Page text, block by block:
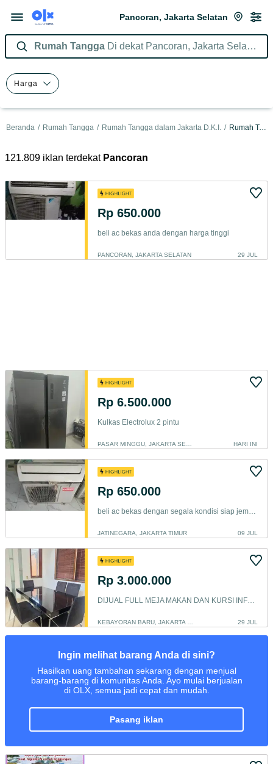
Pancoran, Jakarta Selatan
Rumah Tangga Di dekat Pancoran, Jakarta Selatan
Harga
Beranda / Rumah Tangga / Rumah Tangga dalam Jakarta D.K.I. / Rumah Tangga dalam Jakarta Selatan
121.809 iklan terdekat Pancoran
Rp 650.000
beli ac bekas anda dengan harga tinggi
PANCORAN, JAKARTA SELATAN 29 JUL
Rp 6.500.000
Kulkas Electrolux 2 pintu
HARI INI
Rp 650.000
JATINEGARA, JAKARTA TIMUR 09 JUL
Rp 3.000.000
29 JUL
Ingin melihat barang Anda di sini?
Hasilkan uang tambahan sekarang dengan menjual
barang-barang di komunitas Anda. Ayo mulai berjualan
di OLX, semua jadi cepat dan mudah.
pasang iklan